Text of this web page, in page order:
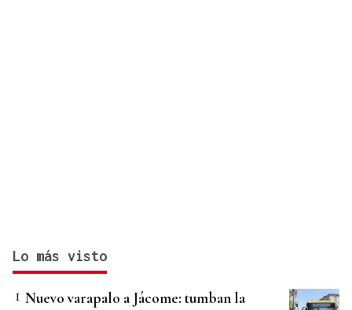
Lo más visto
Nuevo varapalo a Jácome: tumban la